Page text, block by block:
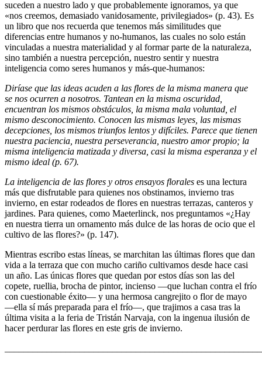
suceden a nuestro lado y que probablemente ignoramos, ya que
«nos creemos, demasiado vanidosamente, privilegiados» (p. 43). Es
un libro que nos recuerda que tenemos más similitudes que
diferencias entre humanos y no-humanos, las cuales no solo están
vinculadas a nuestra materialidad y al formar parte de la naturaleza,
sino también a nuestra percepción, nuestro sentir y nuestra
inteligencia como seres humanos y más-que-humanos:
Diríase que las ideas acuden a las flores de la misma manera que
se nos ocurren a nosotros. Tantean en la misma oscuridad,
encuentran los mismos obstáculos, la misma mala voluntad, el
mismo desconocimiento. Conocen las mismas leyes, las mismas
decepciones, los mismos triunfos lentos y difíciles. Parece que tienen
nuestra paciencia, nuestra perseverancia, nuestro amor propio; la
misma inteligencia matizada y diversa, casi la misma esperanza y el
mismo ideal (p. 67).
La inteligencia de las flores y otros ensayos florales es una lectura
más que disfrutable para quienes nos obstinamos, invierno tras
invierno, en estar rodeados de flores en nuestras terrazas, canteros y
jardines. Para quienes, como Maeterlinck, nos preguntamos «¿Hay
en nuestra tierra un ornamento más dulce de las horas de ocio que el
cultivo de las flores?» (p. 147).
Mientras escribo estas líneas, se marchitan las últimas flores que dan
vida a la terraza que con mucho cariño cultivamos desde hace casi
un año. Las únicas flores que quedan por estos días son las del
copete, ruellia, brocha de pintor, incienso —que luchan contra el frío
con cuestionable éxito— y una hermosa cangrejito o flor de mayo
—ella sí más preparada para el frío—, que trajimos a casa tras la
última visita a la feria de Tristán Narvaja, con la ingenua ilusión de
hacer perdurar las flores en este gris de invierno.